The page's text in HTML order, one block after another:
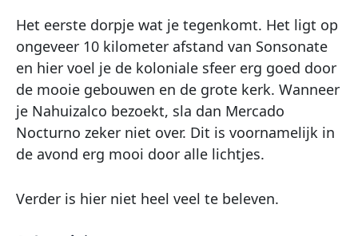
Het eerste dorpje wat je tegenkomt. Het ligt op
ongeveer 10 kilometer afstand van Sonsonate
en hier voel je de koloniale sfeer erg goed door
de mooie gebouwen en de grote kerk. Wanneer
je Nahuizalco bezoekt, sla dan Mercado
Nocturno zeker niet over. Dit is voornamelijk in
de avond erg mooi door alle lichtjes.
Verder is hier niet heel veel te beleven.